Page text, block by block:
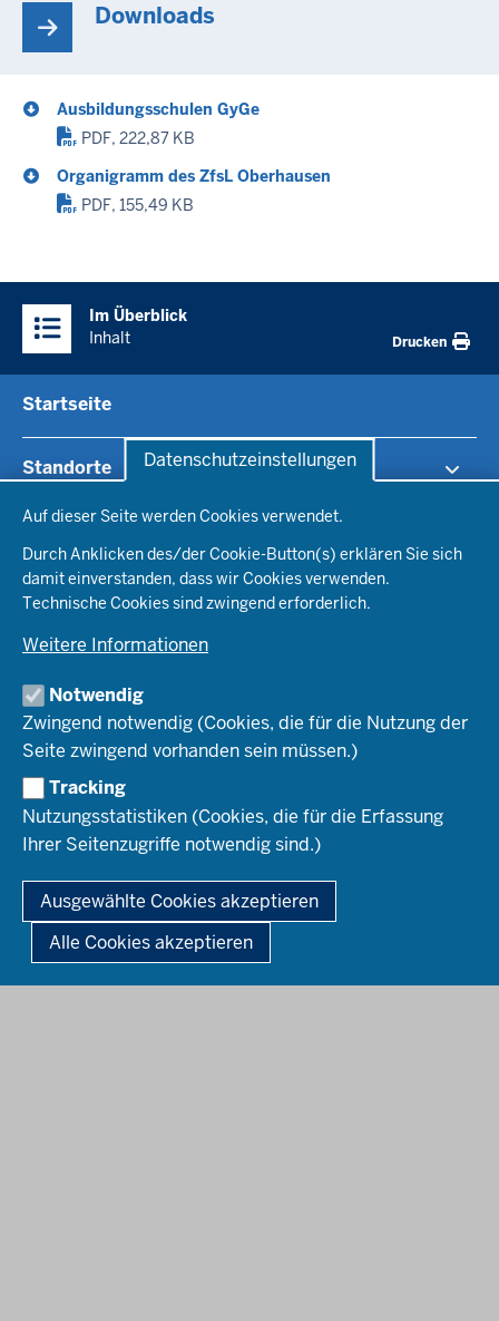
Datenschutzeinstellungen
Auf dieser Seite werden Cookies verwendet.
Durch Anklicken des/der Cookie-Button(s) erklären Sie sich
damit einverstanden, dass wir Cookies verwenden.
Technische Cookies sind zwingend erforderlich.
Weitere Informationen
Notwendig
Zwingend notwendig (Cookies, die für die Nutzung der
Seite zwingend vorhanden sein müssen.)
Tracking
Nutzungsstatistiken (Cookies, die für die Erfassung
Ihrer Seitenzugriffe notwendig sind.)
Ausgewählte Cookies akzeptieren
Alle Cookies akzeptieren
Downloads
Ausbildungsschulen GyGe
PDF, 222,87 KB
Organigramm des ZfsL Oberhausen
PDF, 155,49 KB
Im Überblick
Inhalt
Drucken
Startseite
Standorte
RB Arnsberg
RB Detmold
RB Düsseldorf
RB Köln
Wege ins Lehramt
Rechtsrahmen
Bewerbung
Amtsblatt abonnieren
© 2026 Zentren für schulpraktische Lehrerausbildung des Landes
Fußzeile
Impressum Datenschutz Barrierefreiheit